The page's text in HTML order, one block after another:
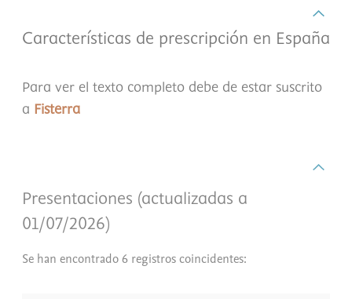
Características de prescripción en España
Para ver el texto completo debe de estar suscrito
a Fisterra
Presentaciones (actualizadas a
01/07/2026)
Se han encontrado 6 registros coincidentes: